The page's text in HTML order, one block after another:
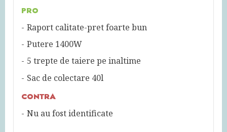
PRO
Raport calitate-pret foarte bun
Putere 1400W
5 trepte de taiere pe inaltime
Sac de colectare 40l
CONTRA
Nu au fost identificate